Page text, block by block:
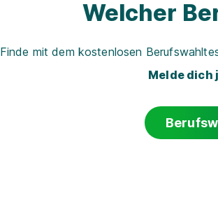
Welcher
Finde mit dem kostenlosen
Melde dich